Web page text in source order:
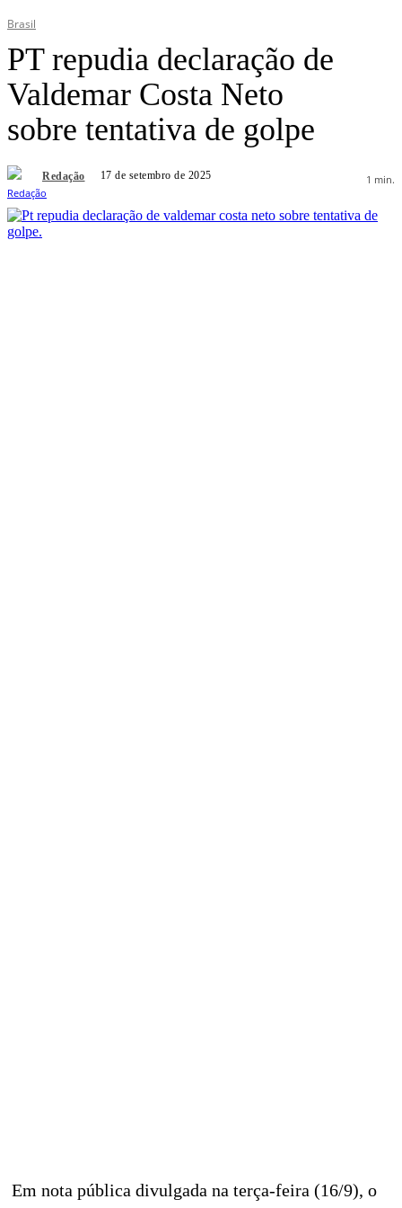
Brasil
PT repudia declaração de
Valdemar Costa Neto
sobre tentativa de golpe
Redação 17 de setembro de 2025 1 min.
Em nota pública divulgada na terça-feira (16/9), o